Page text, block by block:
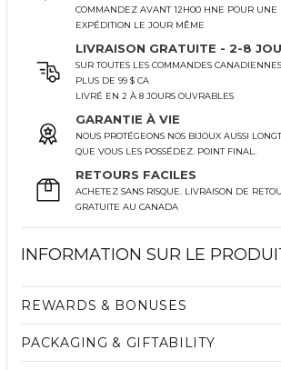
COMMANDEZ AVANT 12H00 HNE POUR UNE
EXPÉDITION LE JOUR MÊME
LIVRAISON GRATUITE - 2-8
SUR TOUTES LES COMMANDES
PLUS DE 99 $ CA
LIVRÉ EN 2 À 8 JOURS OUVRABLES
GARANTIE À VIE
NOUS PROTÉGEONS NOS BIJOUX AUSSI
QUE VOUS LES POSSÉDEZ. POINT FINAL.
RETOURS FACILES
ACHETEZ SANS RISQUE. LIVRAISON DE
GRATUITE AU CANADA
INFORMATION SUR LE
REWARDS & BONUSES
PACKAGING & GIFTABILITY